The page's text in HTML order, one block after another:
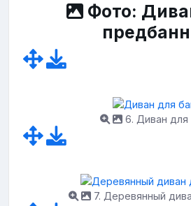
Фото:
6. Диван для
7. Деревянный